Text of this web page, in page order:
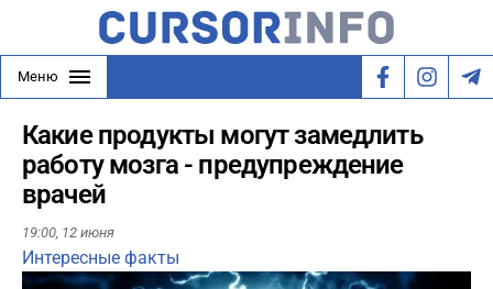
Меню
Какие продукты могут замедлить
работу мозга - предупреждение
врачей
19:00, 12 июня
Интересные факты